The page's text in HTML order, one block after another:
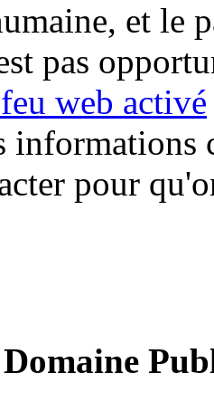
et le
pas
web activé
informations
pour